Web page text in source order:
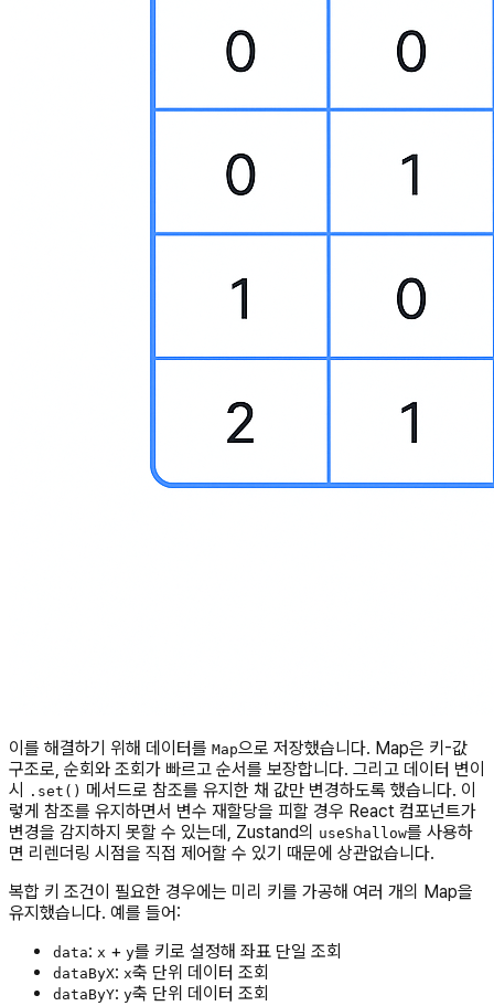
이를 해결하기 위해 데이터를 Map으로 저장했습니다. Map은 키-값
구조로, 순회와 조회가 빠르고 순서를 보장합니다. 그리고 데이터 변이
시
.set() 메서드로 참조를 유지한 채 값만 변경하도록 했습니다. 이
렇게 참조를 유지하면서 변수 재할당을 피할 경우 React 컴포넌트가
변경을 감지하지 못할 수 있는데, Zustand의
useShallow를 사용하
면 리렌더링 시점을 직접 제어할 수 있기 때문에 상관없습니다.
복합 키 조건이 필요한 경우에는 미리 키를 가공해 여러 개의 Map을
유지했습니다. 예를 들어:
data: x + y를 키로 설정해 좌표 단일 조회
dataByX: x축 단위 데이터 조회
dataByY: y축 단위 데이터 조회